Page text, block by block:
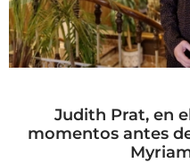
Judith Prat, en
momentos antes